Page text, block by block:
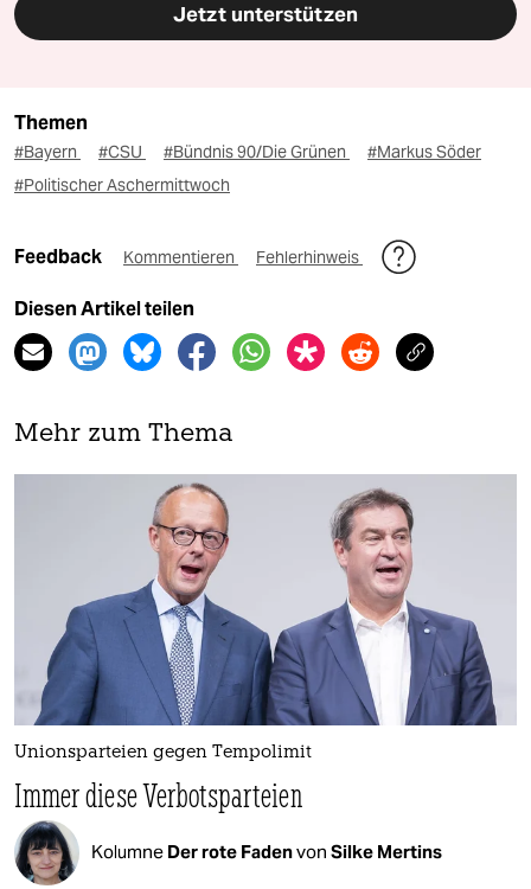
Jetzt unterstützen
Themen
#Bayern #CSU #Bündnis 90/Die Grünen
#Markus Söder
#Politischer Aschermittwoch
Feedback Kommentieren Fehlerhinweis
Diesen Artikel teilen
Mehr zum Thema
Unionsparteien gegen Tempolimit
Immer diese Verbotsparteien
Kolumne Der rote Fadenvon Silke Mertins